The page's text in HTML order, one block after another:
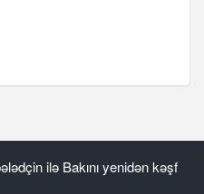
ilə Bakını yenidən kəşf